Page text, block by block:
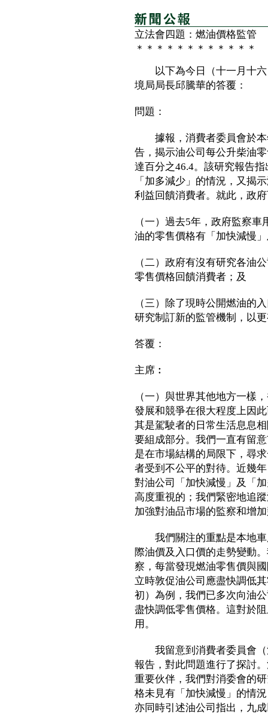
立法會四題：燃油價格監管
＊＊＊＊＊＊＊＊＊＊＊＊
以下為今日（十一月十六
境局局長邱騰華的答覆：
問題：
據報，消費者委員會於本
告，揭示油公司每公升柴油
達百分之46.4。該研究報告
「加多減少」的情況，又揭
利益回饋消費者。就此，政
（一）過去5年，政府監察
油的零售價格有「加快減慢
（二）政府有沒有研究各油
零售價格回饋消費者；及
（三）除了現時公開燃油的
研究制訂新的監管機制，以
答覆：
主席︰
（一）與世界其他地方一樣
發展和競爭在很大程度上因
其是駕駛者的日常生活息息
要組成部分。我們一直有留
是在市場結構的局限下，尋
者受到不公平的對待。近幾
對油公司「加快減慢」及「
高度重視的；我們緊密地追
加強對油品市場的監察和增
我們關注的重點是本地車
際油價及入口價的走勢變動
察，每當發現燃油零售價與
立時敦促油公司應盡快調低
初）為例，我們已多次向油
盡快調低零售價格。這對於
用。
我留意到消費者委員會（
報告，對此問題進行了探討
重要伙伴，我們對消委會的
格未見有「加快減慢」的情
亦同時引述油公司指出，九